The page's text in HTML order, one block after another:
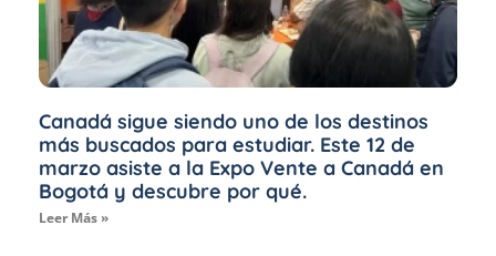
Canadá sigue siendo uno de los destinos
más buscados para estudiar. Este 12 de
marzo asiste a la Expo Vente a Canadá en
Bogotá y descubre por qué.
Leer Más »